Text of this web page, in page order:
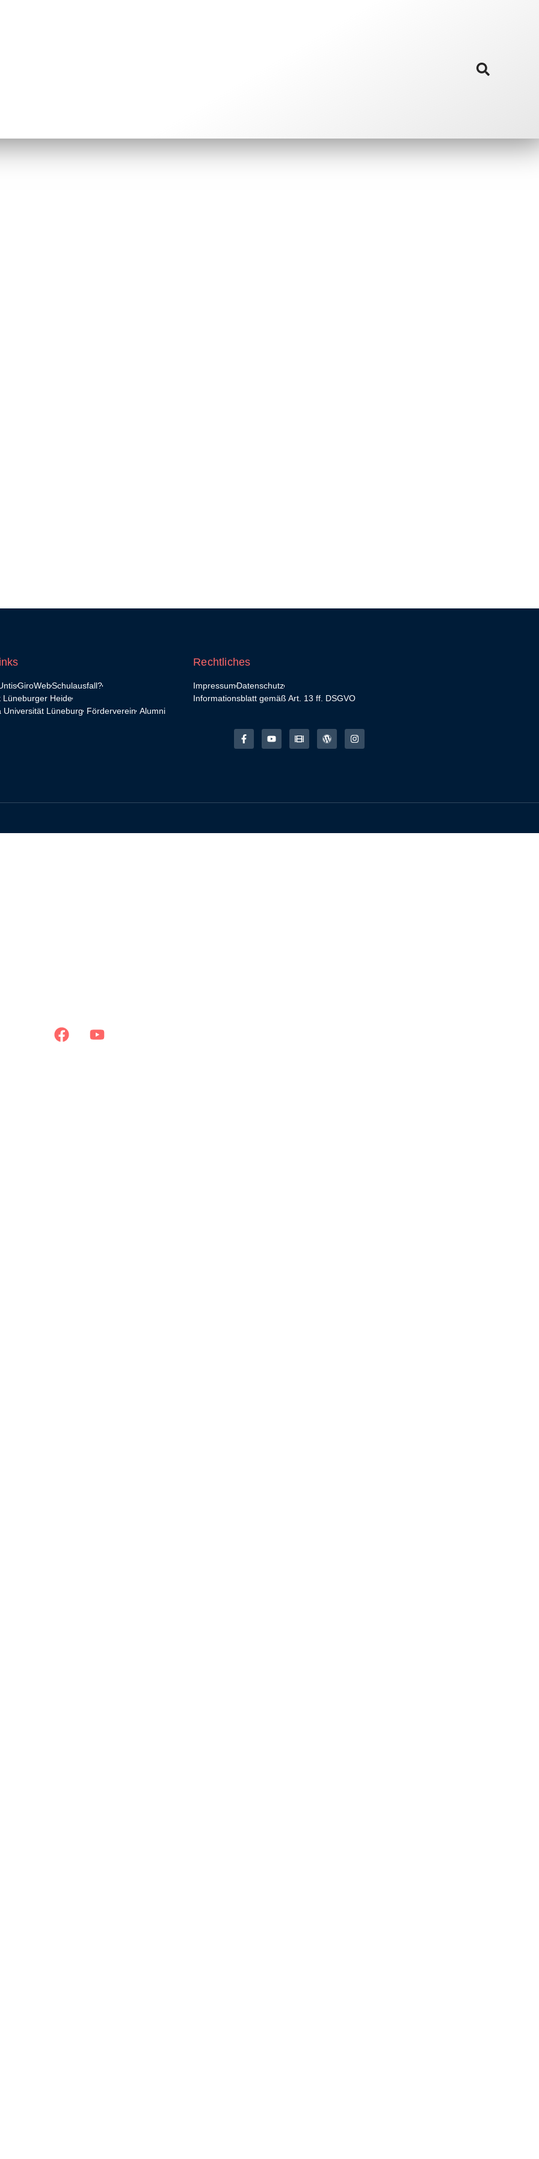
GiroWebSchulausfall?
Lüneburger Heide
Universität Lüneburg Förderverein Alumni
Rechtliches
ImpressumDatenschutz
Informationsblatt gemäß Art. 13 ff. DSGVO